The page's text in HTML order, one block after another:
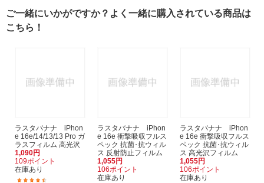
ご一緒にいかがですか？よく一緒に購入されている商品は
こちら！
ラスタバナナ iPhon
e 16e/14/13/13 Pro ガ
ラスフィルム 高光沢
1,090円
109ポイント
在庫あり
ラスタバナナ iPhon
e 16e 衝撃吸収フルス
ペック 抗菌･抗ウィル
ス 反射防止フィルム
1,055円
106ポイント
在庫あり
ラスタバナナ iPhon
e 16e 衝撃吸収フルス
ペック 抗菌･抗ウィル
ス 高光沢フィルム
1,055円
106ポイント
在庫あり